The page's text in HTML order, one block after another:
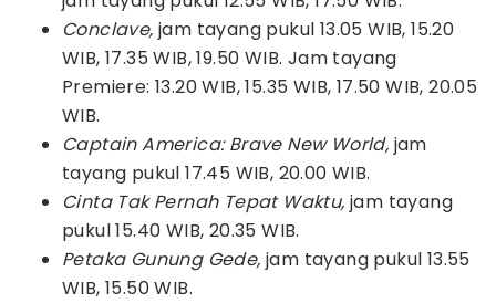
Conclave, jam tayang pukul 13.05 WIB, 15.20
WIB, 17.35 WIB, 19.50 WIB. Jam tayang
Premiere: 13.20 WIB, 15.35 WIB, 17.50 WIB, 20.05
WIB.
Captain America: Brave New World, jam
tayang pukul 17.45 WIB, 20.00 WIB.
Cinta Tak Pernah Tepat Waktu, jam tayang
pukul 15.40 WIB, 20.35 WIB.
Petaka Gunung Gede, jam tayang pukul 13.55
WIB, 15.50 WIB.